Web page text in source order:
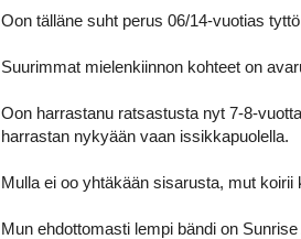
o
:
Oon tälläne suht perus 06/14-vuotias
Suurimmat mielenkiinnon kohteet on
Oon harrastanu ratsastusta nyt 7-8-
harrastan nykyään vaan issikkapuolella.
Mulla ei oo yhtäkään sisarusta, mut koirii
Mun ehdottomasti lempi bändi on